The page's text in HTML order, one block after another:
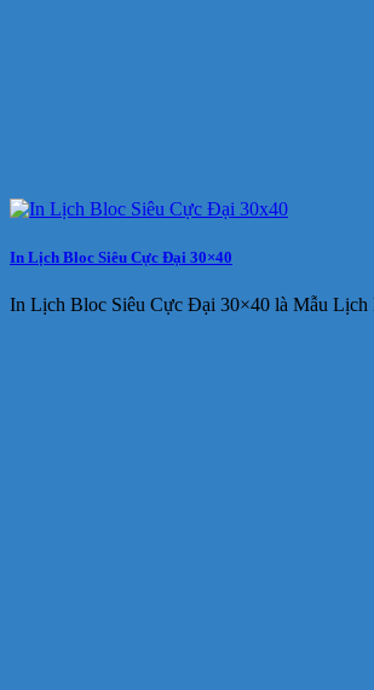
In Lịch Bloc Siêu Cực Đại 30×40
In Lịch Bloc Siêu Cực Đại 30×40 là Mẫu